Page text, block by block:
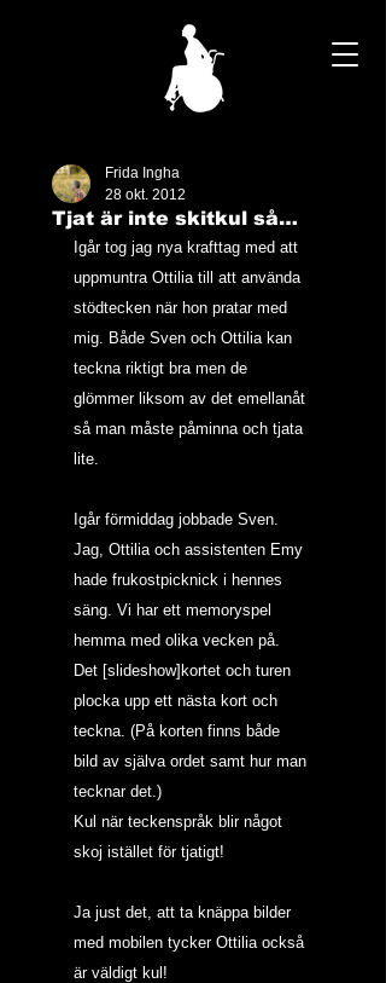
Tjat är inte skitkul så…
Frida Ingha
28 okt. 2012
Igår tog jag nya krafttag med att
uppmuntra Ottilia till att använda
stödtecken när hon pratar med
mig. Både Sven och Ottilia kan
teckna riktigt bra men de
glömmer liksom av det emellanåt
så man måste påminna och tjata
lite.
Igår förmiddag jobbade Sven.
Jag, Ottilia och assistenten Emy
hade frukostpicknick i hennes
säng. Vi har ett memoryspel
hemma med olika vecken på.
Det [slideshow]kortet och turen
plocka upp ett nästa kort och
teckna. (På korten finns både
bild av själva ordet samt hur man
tecknar det.)
Kul när teckenspråk blir något
skoj istället för tjatigt!
Ja just det, att ta knäppa bilder
med mobilen tycker Ottilia också
är väldigt kul!